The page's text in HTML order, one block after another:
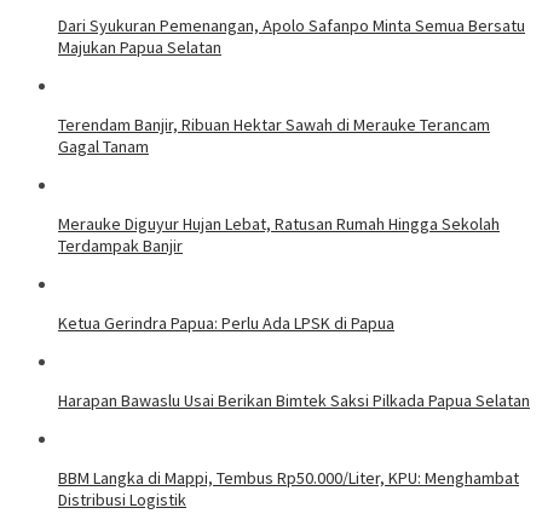
Dari Syukuran Pemenangan, Apolo Safanpo Minta Semua Bersatu
Majukan Papua Selatan
Terendam Banjir, Ribuan Hektar Sawah di Merauke Terancam
Gagal Tanam
Merauke Diguyur Hujan Lebat, Ratusan Rumah Hingga Sekolah
Terdampak Banjir
Ketua Gerindra Papua: Perlu Ada LPSK di Papua
Harapan Bawaslu Usai Berikan Bimtek Saksi Pilkada Papua Selatan
BBM Langka di Mappi, Tembus Rp50.000/Liter, KPU: Menghambat
Distribusi Logistik